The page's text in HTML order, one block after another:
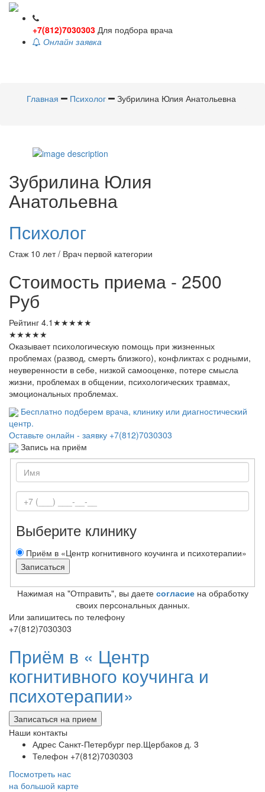
+7(812)7030303 Для подбора врача
Онлайн заявка
Главная
Психолог Зубрилина Юлия Анатольевна
Зубрилина Юлия
Анатольевна
Психолог
Стаж 10 лет / Врач первой категории
Стоимость приема - 2500
Руб
Рейтинг 4.1 ★★★★★
★★★★★
Оказывает психологическую помощь при жизненных
проблемах (развод, смерть близкого), конфликтах с родными,
неуверенности в себе, низкой самооценке, потере смысла
жизни, проблемах в общении, психологических травмах,
эмоциональных проблемах.
Бесплатно подберем врача, клинику или диагностический
центр.
Оставьте онлайн - заявку +7(812)7030303
Запись на приём
Выберите клинику
Приём в «Центр когнитивного коучинга и психотерапии»
Нажимая на "Отправить", вы даете согласиена обработку
своих персональных данных.
Или запишитесь по телефону
+7(812)7030303
Приём в « Центр
когнитивного коучинга и
психотерапии»
Записаться на прием
Наши контакты
Адрес Санкт-Петербург пер.Щербаков д. 3
Телефон +7(812)7030303
Посмотреть нас
на большой карте